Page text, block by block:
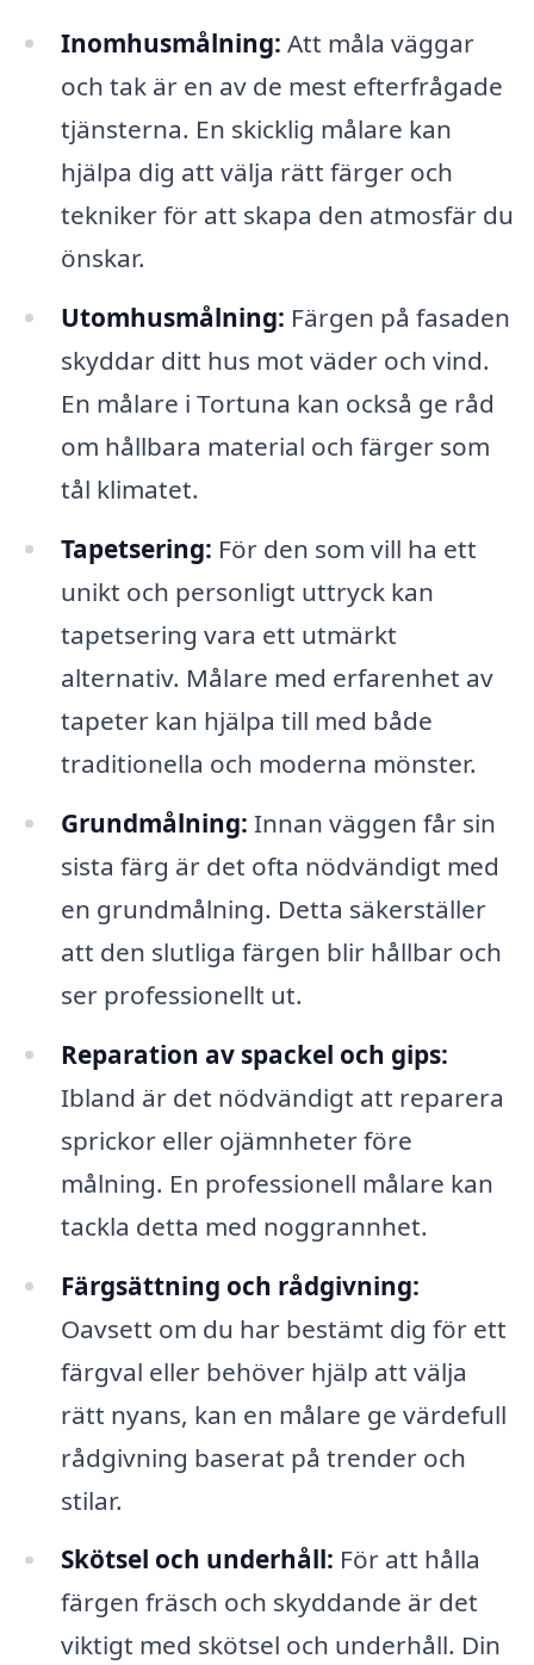
Inomhusmålning: Att måla väggar
och tak är en av de mest efterfrågade
tjänsterna. En skicklig målare kan
hjälpa dig att välja rätt färger och
tekniker för att skapa den atmosfär du
önskar.
Utomhusmålning: Färgen på fasaden
skyddar ditt hus mot väder och vind.
En målare i Tortuna kan också ge råd
om hållbara material och färger som
tål klimatet.
Tapetsering: För den som vill ha ett
unikt och personligt uttryck kan
tapetsering vara ett utmärkt
alternativ. Målare med erfarenhet av
tapeter kan hjälpa till med både
traditionella och moderna mönster.
Grundmålning: Innan väggen får sin
sista färg är det ofta nödvändigt med
en grundmålning. Detta säkerställer
att den slutliga färgen blir hållbar och
ser professionellt ut.
Reparation av spackel och gips:
Ibland är det nödvändigt att reparera
sprickor eller ojämnheter före
målning. En professionell målare kan
tackla detta med noggrannhet.
Färgsättning och rådgivning:
Oavsett om du har bestämt dig för ett
färgval eller behöver hjälp att välja
rätt nyans, kan en målare ge värdefull
rådgivning baserat på trender och
stilar.
Skötsel och underhåll: För att hålla
färgen fräsch och skyddande är det
viktigt med skötsel och underhåll. Din